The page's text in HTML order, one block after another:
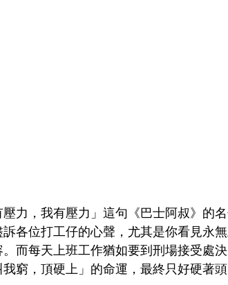
壓力，我有壓力」這句《巴士阿叔》的
訴各位打工仔的心聲，尤其是你看見永
。而每天上班工作猶如要到刑場接受處
我窮，頂硬上」的命運，最終只好硬著頭